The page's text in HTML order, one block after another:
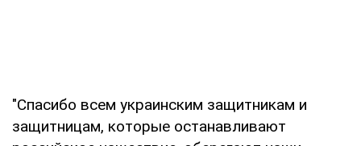
"Спасибо всем украинским защитникам и
защитницам, которые останавливают